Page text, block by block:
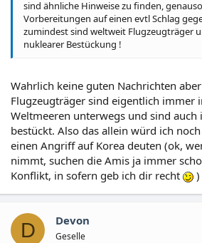
sind ähnliche Hinweise zu finden,
Vorbereitungen auf einen evtl Schlag
zumindest sind weltweit Flugzeugträger
nuklearer Bestückung !
Wahrlich keine guten Nachrichten
Flugzeugträger sind eigentlich immer
Weltmeeren unterwegs und sind
bestückt. Also das allein würd ich
einen Angriff auf Korea deuten (ok,
nimmt, suchen die Amis ja immer
Konflikt, in sofern geb ich dir recht
)
D Devon
Geselle